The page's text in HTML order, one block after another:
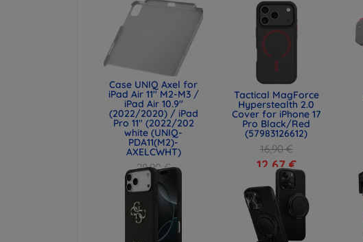
Case UNIQ Axel for
iPad Air 11" M2-M3 /
iPad Air 10.9"
(2022/2020) / iPad
Pro 11" (2022/202
white (UNIQ-
PDA11(M2)-
AXELCWHT)
28,90 €
21,68 €
Tactical MagForce
Hyperstealth 2.0
Cover for iPhone 17
Pro Black/Red
(57983126612)
16,90 €
12,67 €